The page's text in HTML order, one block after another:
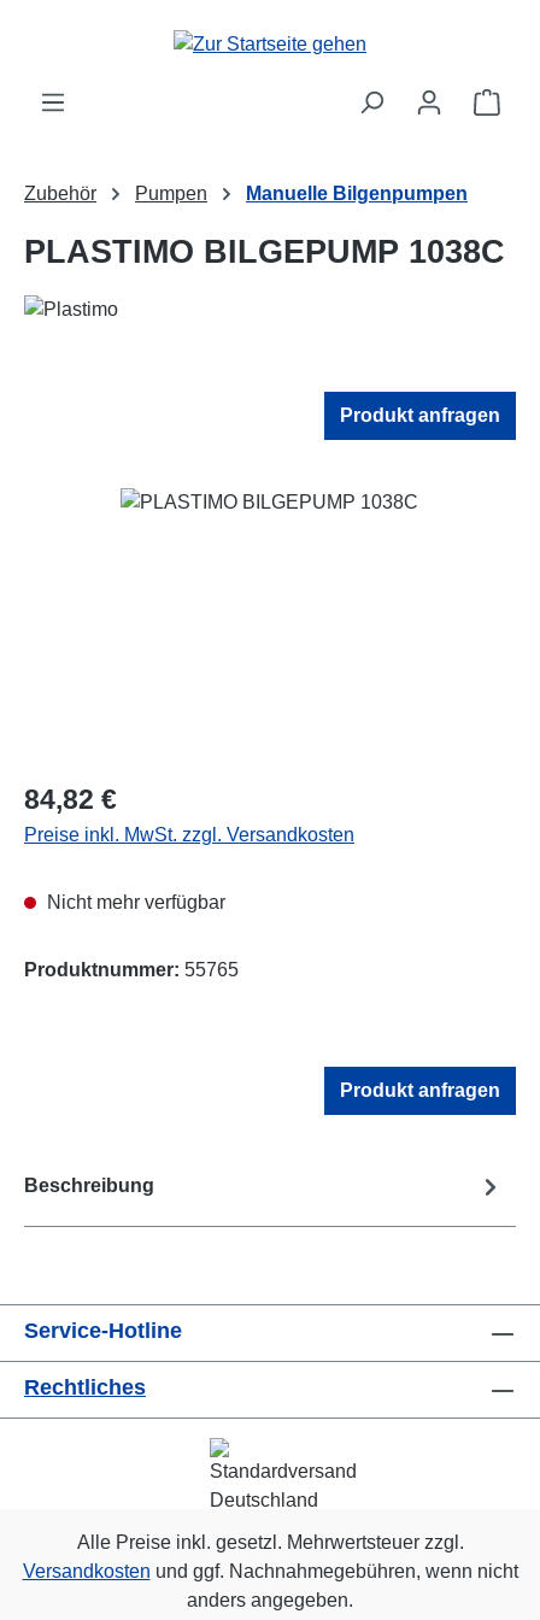
Zum Hauptinhalt springen
Zubehör Pumpen Manuelle Bilgenpumpen
PLASTIMO BILGEPUMP 1038C
Produkt anfragen
Bildergalerie überspringen
Regulärer Preis:
84,82 €
Preise inkl. MwSt. zzgl. Versandkosten
Nicht mehr verfügbar
Produktnummer: 55765
Produkt anfragen
Beschreibung
Service-Hotline
Rechtliches
Alle Preise inkl. gesetzl. Mehrwertsteuer zzgl.
Versandkosten und ggf. Nachnahmegebühren, wenn nicht
anders angegeben.